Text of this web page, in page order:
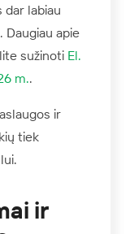
dar labiau
Daugiau apie
sužinoti El.
m..
ir
tiek
ir